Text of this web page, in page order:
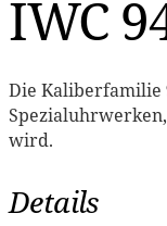
IWC
Die Kaliberfamilie
wird.
Details